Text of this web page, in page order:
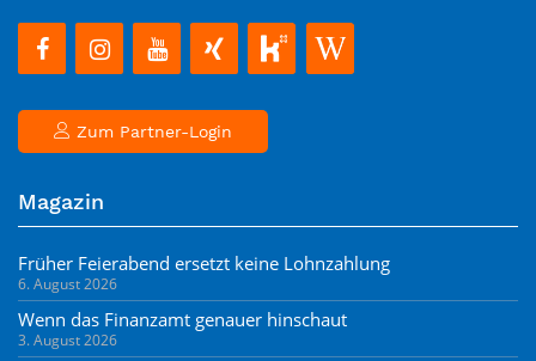
Zum Partner-Login
Magazin
Früher Feierabend ersetzt keine Lohnzahlung
6. August 2026
Wenn das Finanzamt genauer hinschaut
3. August 2026